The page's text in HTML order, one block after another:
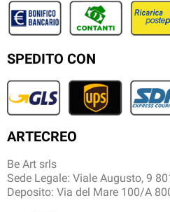
SPEDITO CON
ARTECREO
Be Art srls
Sede Legale: Viale Augusto, 9
Deposito: Via del Mare 100/A